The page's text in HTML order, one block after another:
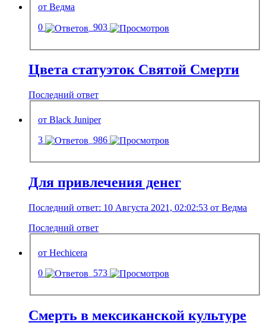
от Ведма
0
903
Цвета статуэток Святой Смерти
Последний ответ
от Black Juniper
3
986
Для привлечения денег
Последний ответ: 10 Августа 2021, 02:02:53 от Ведма
Последний ответ
от Hechicera
0
573
Смерть в мексиканской культуре